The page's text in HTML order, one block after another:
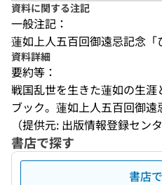
資料に関する注記
一般注記：
蓮如上人五百回御遠忌記念
資料詳細
要約等：
戦国乱世を生きた蓮如の生
ブック。蓮如上人五百回御遠
（提供元: 出版情報登録セン
書店で探す
書店